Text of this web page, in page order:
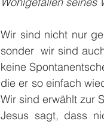
Wir sind nicht nur
sonder  wir sind
keine
die er so einfach
Wir sind erwählt zur
Jesus sagt, dass